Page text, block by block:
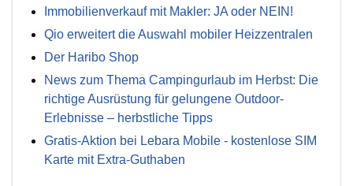
Immobilienverkauf mit Makler: JA oder NEIN!
Qio erweitert die Auswahl mobiler Heizzentralen
Der Haribo Shop
News zum Thema Campingurlaub im Herbst: Die
richtige Ausrüstung für gelungene Outdoor-
Erlebnisse – herbstliche Tipps
Gratis-Aktion bei Lebara Mobile - kostenlose SIM
Karte mit Extra-Guthaben